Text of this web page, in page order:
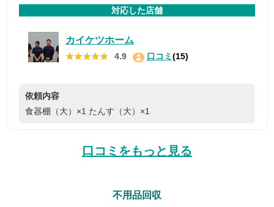
対応した店舗
カイケツホーム
★★★★★
★★★★★ 4.9 口コミ(15)
依頼内容
食器棚（大）×1 たんす（大）×1
口コミをもっと見る
不用品回収